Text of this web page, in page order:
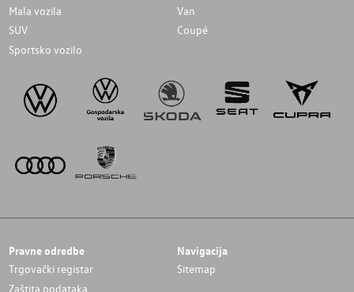
Mala vozila
Van
SUV
Coupé
Sportsko vozilo
Pravne odredbe
Trgovački registar
Zaštita podataka
Navigacija
Sitemap